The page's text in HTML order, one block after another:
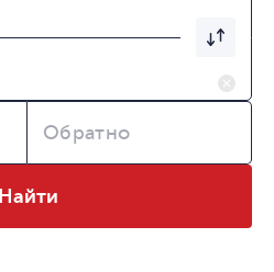
Обратно
Найти